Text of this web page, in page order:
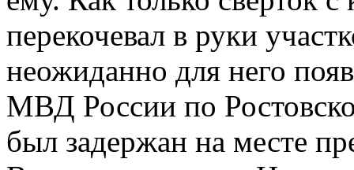
перекочевал в руки
неожиданно для него
МВД России по
был задержан на месте